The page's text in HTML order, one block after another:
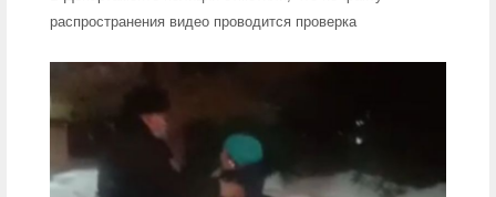
распространения видео проводится проверка